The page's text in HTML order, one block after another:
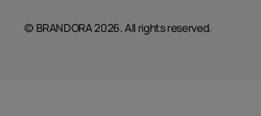
© BRANDORA 2026. All rights reserved.